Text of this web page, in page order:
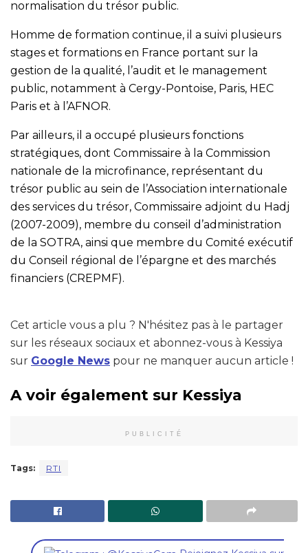
normalisation du trésor public.
Homme de formation continue, il a suivi plusieurs
stages et formations en France portant sur la
gestion de la qualité, l’audit et le management
public, notamment à Cergy-Pontoise, Paris, HEC
Paris et à l’AFNOR.
Par ailleurs, il a occupé plusieurs fonctions
stratégiques, dont Commissaire à la Commission
nationale de la microfinance, représentant du
trésor public au sein de l’Association internationale
des services du trésor, Commissaire adjoint du Hadj
(2007-2009), membre du conseil d’administration
de la SOTRA, ainsi que membre du Comité exécutif
du Conseil régional de l’épargne et des marchés
financiers (CREPMF).
Cet article vous a plu ? N'hésitez pas à le partager
sur les réseaux sociaux et abonnez-vous à Kessiya
sur Google News pour ne manquer aucun article !
A voir également sur Kessiya
PUBLICITÉ
Tags: RTI